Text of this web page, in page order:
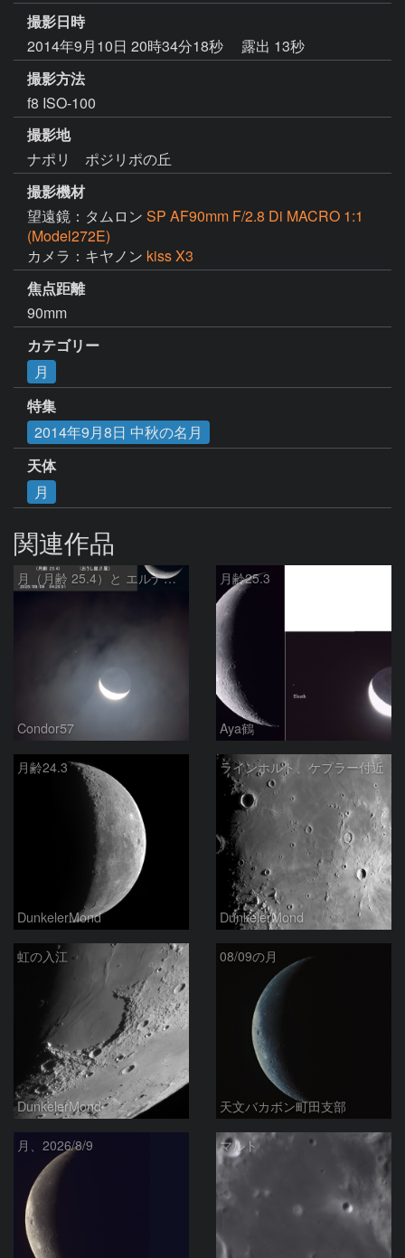
撮影日時
2014年9月10日 20時34分18秒
露出 13秒
撮影方法
f8 ISO-100
撮影地
ナポリ ポジリポの丘
撮影機材
望遠鏡：タムロン SP AF90mm F/2.8 Di MACRO 1:1
(Model272E)
カメラ：キヤノン kiss X3
焦点距離
90mm
カテゴリー
月
特集
2014年9月8日 中秋の名月
天体
月
関連作品
月（月齢 25.4）と エルナト（おうし座β星）
Condor57
月齢25.3
Aya鶴
月齢24.3
DunkelerMond
ラインホルト、ケプラー付近
DunkelerMond
虹の入江
DunkelerMond
08/09の月
天文バカボン町田支部
月、2026/8/9 マルト